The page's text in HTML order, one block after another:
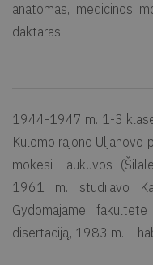
anatomas, medicinos
daktaras.
1944-1947 m. 1-3
Kulomo rajono
mokėsi Laukuvos
1961 m. studijavo
Gydomajame
disertaciją, 1983 m. –